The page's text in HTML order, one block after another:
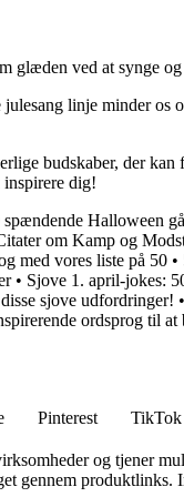
glæden ved at synge
linje minder
budskaber, der
inspirere dig!
Halloween
om Kamp og
med vores liste på 50 •
• Sjove 1. april-jokes:
sjove udfordringer! •
ordsprog til
Pinterest TikTok
og tjener
gennem produktlinks.